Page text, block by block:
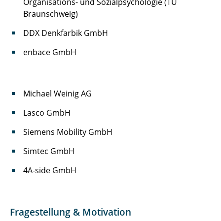
Braunschweig)
DDX Denkfarbik GmbH
enbace GmbH
Michael Weinig AG
Lasco GmbH
Siemens Mobility GmbH
Simtec GmbH
4A-side GmbH
Fragestellung & Motivation